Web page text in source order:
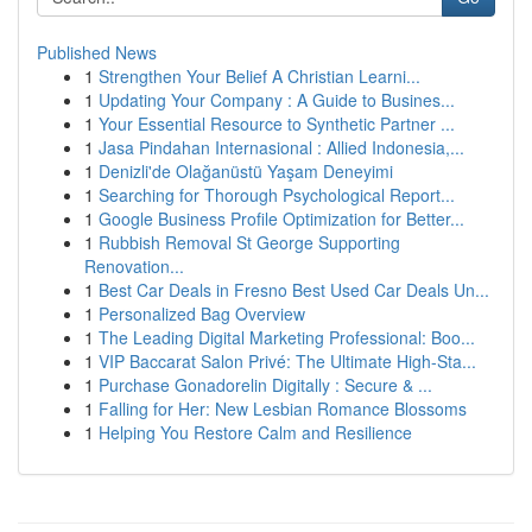
Published News
1 Strengthen Your Belief A Christian Learni...
1 Updating Your Company : A Guide to Busines...
1 Your Essential Resource to Synthetic Partner ...
1 Jasa Pindahan Internasional : Allied Indonesia,...
1 Denizli'de Olağanüstü Yaşam Deneyimi
1 Searching for Thorough Psychological Report...
1 Google Business Profile Optimization for Better...
1 Rubbish Removal St George Supporting
Renovation...
1 Best Car Deals in Fresno Best Used Car Deals Un...
1 Personalized Bag Overview
1 The Leading Digital Marketing Professional: Boo...
1 VIP Baccarat Salon Privé: The Ultimate High-Sta...
1 Purchase Gonadorelin Digitally : Secure & ...
1 Falling for Her: New Lesbian Romance Blossoms
1 Helping You Restore Calm and Resilience